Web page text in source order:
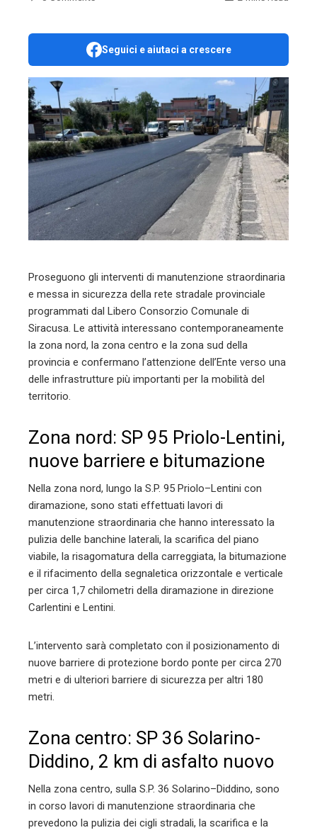
Seguici e aiutaci a crescere
Proseguono gli interventi di manutenzione straordinaria
e messa in sicurezza della rete stradale provinciale
programmati dal Libero Consorzio Comunale di
Siracusa. Le attività interessano contemporaneamente
la zona nord, la zona centro e la zona sud della
provincia e confermano l’attenzione dell’Ente verso una
delle infrastrutture più importanti per la mobilità del
territorio.
Zona nord: SP 95 Priolo-Lentini,
nuove barriere e bitumazione
Nella zona nord, lungo la S.P. 95 Priolo–Lentini con
diramazione, sono stati effettuati lavori di
manutenzione straordinaria che hanno interessato la
pulizia delle banchine laterali, la scarifica del piano
viabile, la risagomatura della carreggiata, la bitumazione
e il rifacimento della segnaletica orizzontale e verticale
per circa 1,7 chilometri della diramazione in direzione
Carlentini e Lentini.
L’intervento sarà completato con il posizionamento di
nuove barriere di protezione bordo ponte per circa 270
metri e di ulteriori barriere di sicurezza per altri 180
metri.
Zona centro: SP 36 Solarino-
Diddino, 2 km di asfalto nuovo
Nella zona centro, sulla S.P. 36 Solarino–Diddino, sono
in corso lavori di manutenzione straordinaria che
prevedono la pulizia dei cigli stradali, la scarifica e la